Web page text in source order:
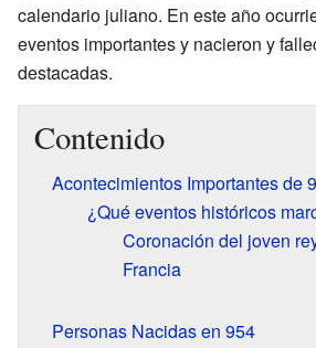
calendario juliano. En este año
eventos importantes y nacieron y
destacadas.
Contenido
Acontecimientos Importantes de
¿Qué eventos históricos
Coronación del joven
Francia
Personas Nacidas en 954